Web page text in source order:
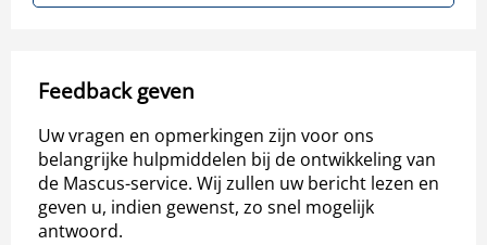
Feedback geven
Uw vragen en opmerkingen zijn voor ons
belangrijke hulpmiddelen bij de ontwikkeling van
de Mascus-service. Wij zullen uw bericht lezen en
geven u, indien gewenst, zo snel mogelijk
antwoord.